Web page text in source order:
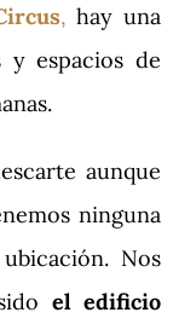
, hay una
y espacios de
aunque
ninguna
Nos
el edificio